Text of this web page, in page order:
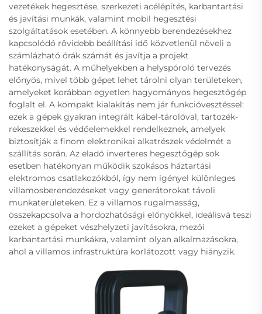
vezetékek hegesztése, szerkezeti acélépítés, karbantartási
és javítási munkák, valamint mobil hegesztési
szolgáltatások esetében. A könnyebb berendezésekhez
kapcsolódó rövidebb beállítási idő közvetlenül növeli a
számlázható órák számát és javítja a projekt
hatékonyságát. A műhelyekben a helyspóroló tervezés
előnyös, mivel több gépet lehet tárolni olyan területeken,
amelyeket korábban egyetlen hagyományos hegesztőgép
foglalt el. A kompakt kialakítás nem jár funkcióvesztéssel:
ezek a gépek gyakran integrált kábel-tárolóval, tartozék-
rekeszekkel és védőelemekkel rendelkeznek, amelyek
biztosítják a finom elektronikai alkatrészek védelmét a
szállítás során. Az eladó inverteres hegesztőgép sok
esetben hatékonyan működik szokásos háztartási
elektromos csatlakozókból, így nem igényel különleges
villamosberendezéseket vagy generátorokat távoli
munkaterületeken. Ez a villamos rugalmasság,
összekapcsolva a hordozhatósági előnyökkel, ideálisvá teszi
ezeket a gépeket vészhelyzeti javításokra, mezői
karbantartási munkákra, valamint olyan alkalmazásokra,
ahol a villamos infrastruktúra korlátozott vagy hiányzik.